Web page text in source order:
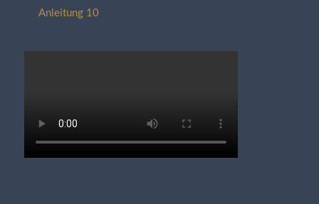
Anleitung 10